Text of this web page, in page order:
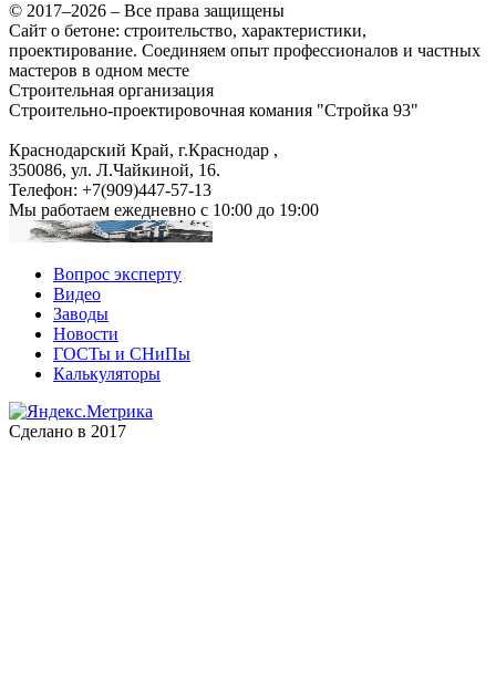
© 2017–2026 – Все права защищены
Сайт о бетоне: строительство, характеристики,
проектирование. Соединяем опыт профессионалов и частных
мастеров в одном месте
Строительная организация
Строительно-проектировочная комания "Стройка 93"
Краснодарский Край, г.Краснодар ,
350086, ул. Л.Чайкиной, 16.
Телефон: +7(909)447-57-13
Мы работаем ежедневно с 10:00 до 19:00
Вопрос эксперту
Видео
Заводы
Новости
ГОСТы и СНиПы
Калькуляторы
Сделано в 2017